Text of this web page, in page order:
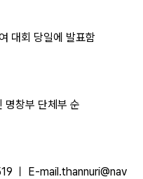
대회 당일에 발표함
명창부 단체부 순
ㅣ
E-mail.thannuri@nav